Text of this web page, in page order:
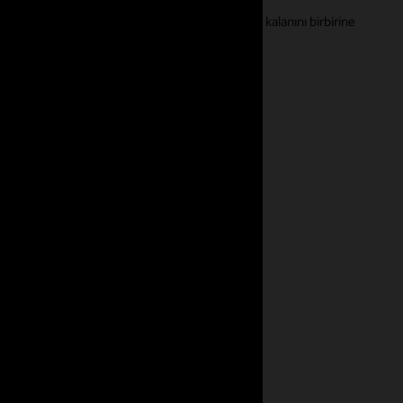
için işe alım ile HCM ekosisteminizin geri kalanını birbirine